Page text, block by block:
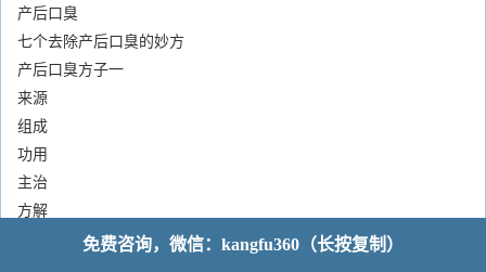
产后口臭
七个去除产后口臭的妙方
产后口臭方子一
来源
组成
功用
主治
方解
免费咨询，微信：kangfu360（长按复制）